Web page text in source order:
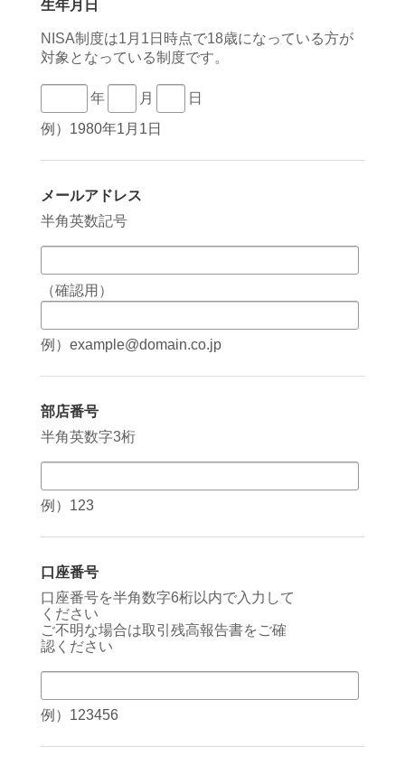
生年月日
NISA制度は1月1日時点で18歳になっている方が
対象となっている制度です。
年 月
日
例）1980年1月1日
メールアドレス
半角英数記号
（確認用）
例）example@domain.co.jp
部店番号
半角英数字3桁
例）123
口座番号
口座番号を半角数字6桁以内で入力して
ください
ご不明な場合は取引残高報告書をご確
認ください
例）123456